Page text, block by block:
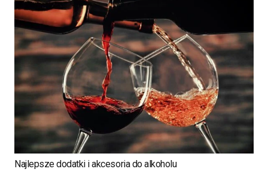
Najlepsze dodatki i akcesoria do alkoholu